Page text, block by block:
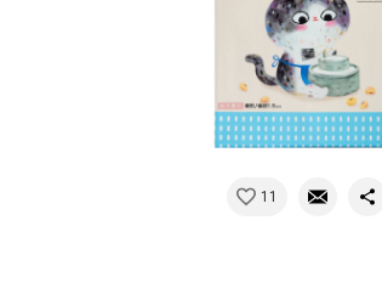
11